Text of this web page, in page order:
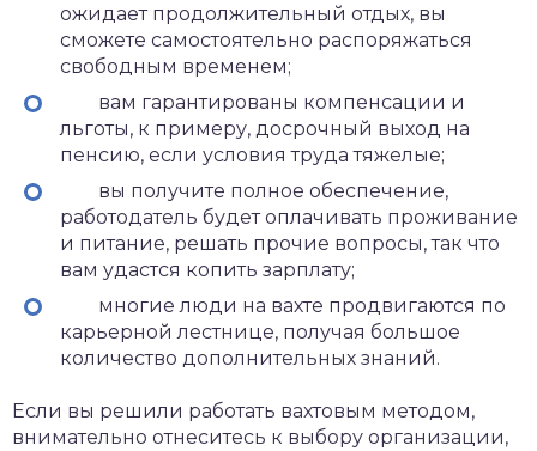
ожидает продолжительный отдых, вы
сможете самостоятельно распоряжаться
свободным временем;
вам гарантированы компенсации и
льготы, к примеру, досрочный выход на
пенсию, если условия труда тяжелые;
вы получите полное обеспечение,
работодатель будет оплачивать проживание
и питание, решать прочие вопросы, так что
вам удастся копить зарплату;
многие люди на вахте продвигаются по
карьерной лестнице, получая большое
количество дополнительных знаний.
Если вы решили работать вахтовым методом,
внимательно отнеситесь к выбору организации,